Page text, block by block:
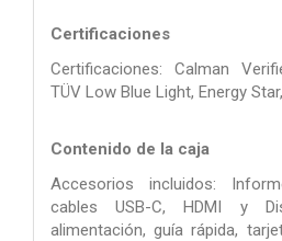
Certificaciones
Certificaciones: Calman
TÜV Low Blue Light, Energy
Contenido de la caja
Accesorios incluidos:
cables USB-C, HDMI y
alimentación, guía rápida,